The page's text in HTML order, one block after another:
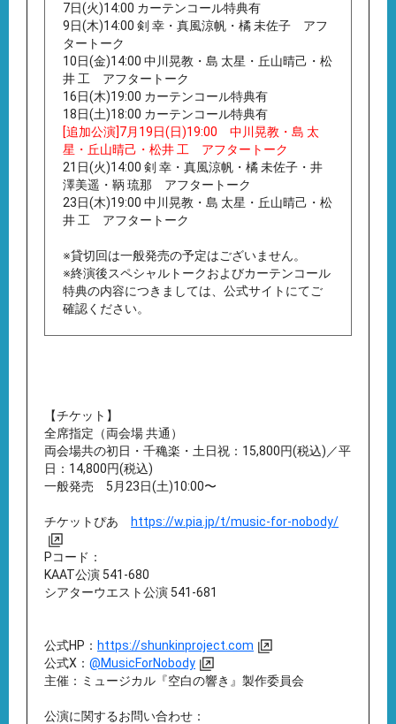
7日(火)14:00 カーテンコール特典有
9日(木)14:00 剣 幸・真風涼帆・橘 未佐子 アフ
タートーク
10日(金)14:00 中川晃教・島 太星・丘山晴己・松
井 工 アフタートーク
16日(木)19:00 カーテンコール特典有
18日(土)18:00 カーテンコール特典有
[追加公演]7月19日(日)19:00 中川晃教・島 太
星・丘山晴己・松井 工 アフタートーク
21日(火)14:00 剣 幸・真風涼帆・橘 未佐子・井
澤美遥・鞆 琉那 アフタートーク
23日(木)19:00 中川晃教・島 太星・丘山晴己・松
井 工 アフタートーク
※貸切回は一般発売の予定はございません。
※終演後スペシャルトークおよびカーテンコール
特典の内容につきましては、公式サイトにてご
確認ください。
【チケット】
全席指定（両会場 共通）
両会場共の初日・千穐楽・土日祝：15,800円(税込)／平
日：14,800円(税込)
一般発売 5月23日(土)10:00〜
チケットぴあ https://w.pia.jp/t/music-for-nobody/
Pコード：
KAAT公演 541-680
シアターウエスト公演 541-681
公式HP： https://shunkinproject.com
公式X： @MusicForNobody
主催：ミュージカル『空白の響き』製作委員会
公演に関するお問い合わせ：